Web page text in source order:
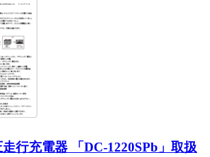
行充電器 「DC-1220SPb」取扱